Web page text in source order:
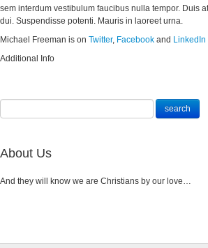
sem interdum vestibulum faucibus nulla tempor. Duis
dui. Suspendisse potenti. Mauris in laoreet urna.
Michael Freeman is on Twitter, Facebook and LinkedIn
Additional Info
About Us
And they will know we are Christians by our love…